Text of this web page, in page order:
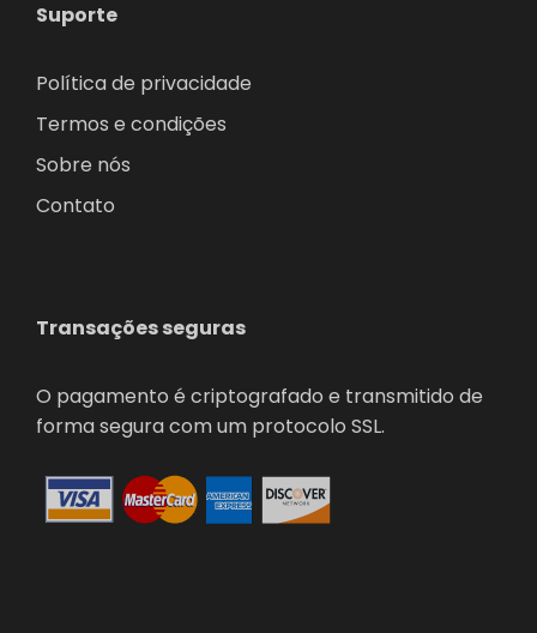
Suporte
Política de privacidade
Termos e condições
Sobre nós
Contato
Transações seguras
O pagamento é criptografado e transmitido de
forma segura com um protocolo SSL.